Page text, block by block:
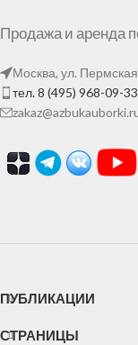
Продажа и аренда
Москва, ул.
тел. 8 (495) 968-09-33
ПУБЛИКАЦИИ
СТРАНИЦЫ